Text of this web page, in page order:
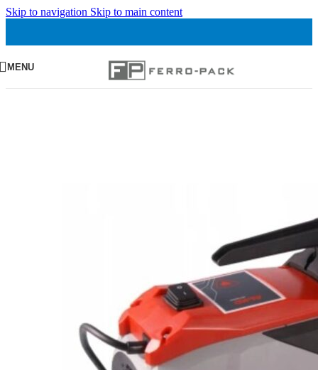
Skip to navigation Skip to main content
MENU